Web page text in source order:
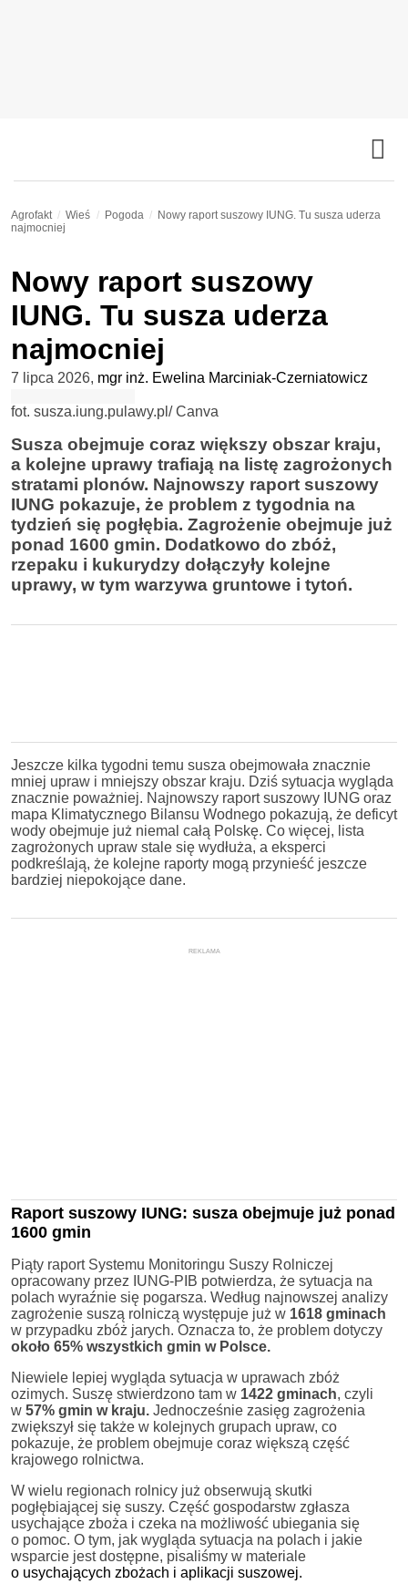
Agrofakt Wieś Pogoda
Nowy raport suszowy IUNG. Tu susza uderza
najmocniej
Nowy raport suszowy
IUNG. Tu susza uderza
najmocniej
7 lipca 2026, mgr inż. Ewelina Marciniak-Czerniatowicz
fot. susza.iung.pulawy.pl/ Canva
Susza obejmuje coraz większy obszar kraju,
a kolejne uprawy trafiają na listę zagrożonych
stratami plonów. Najnowszy raport suszowy
IUNG pokazuje, że problem z tygodnia na
tydzień się pogłębia. Zagrożenie obejmuje już
ponad 1600 gmin. Dodatkowo do zbóż,
rzepaku i kukurydzy dołączyły kolejne
uprawy, w tym warzywa gruntowe i tytoń.
Jeszcze kilka tygodni temu susza obejmowała znacznie
mniej upraw i mniejszy obszar kraju. Dziś sytuacja wygląda
znacznie poważniej. Najnowszy raport suszowy IUNG oraz
mapa Klimatycznego Bilansu Wodnego pokazują, że deficyt
wody obejmuje już niemal całą Polskę. Co więcej, lista
zagrożonych upraw stale się wydłuża, a eksperci
podkreślają, że kolejne raporty mogą przynieść jeszcze
bardziej niepokojące dane.
REKLAMA
Raport suszowy IUNG: susza obejmuje już ponad
1600 gmin
Piąty raport Systemu Monitoringu Suszy Rolniczej
opracowany przez IUNG-PIB potwierdza, że sytuacja na
polach wyraźnie się pogarsza. Według najnowszej analizy
zagrożenie suszą rolniczą występuje już w 1618 gminach
w przypadku zbóż jarych. Oznacza to, że problem dotyczy
około 65% wszystkich gmin w Polsce.
Niewiele lepiej wygląda sytuacja w uprawach zbóż
ozimych. Suszę stwierdzono tam w 1422 gminach, czyli
w 57% gmin w kraju. Jednocześnie zasięg zagrożenia
zwiększył się także w kolejnych grupach upraw, co
pokazuje, że problem obejmuje coraz większą część
krajowego rolnictwa.
W wielu regionach rolnicy już obserwują skutki
pogłębiającej się suszy. Część gospodarstw zgłasza
usychające zboża i czeka na możliwość ubiegania się
o pomoc. O tym, jak wygląda sytuacja na polach i jakie
wsparcie jest dostępne, pisaliśmy w materiale
o usychających zbożach i aplikacji suszowej.